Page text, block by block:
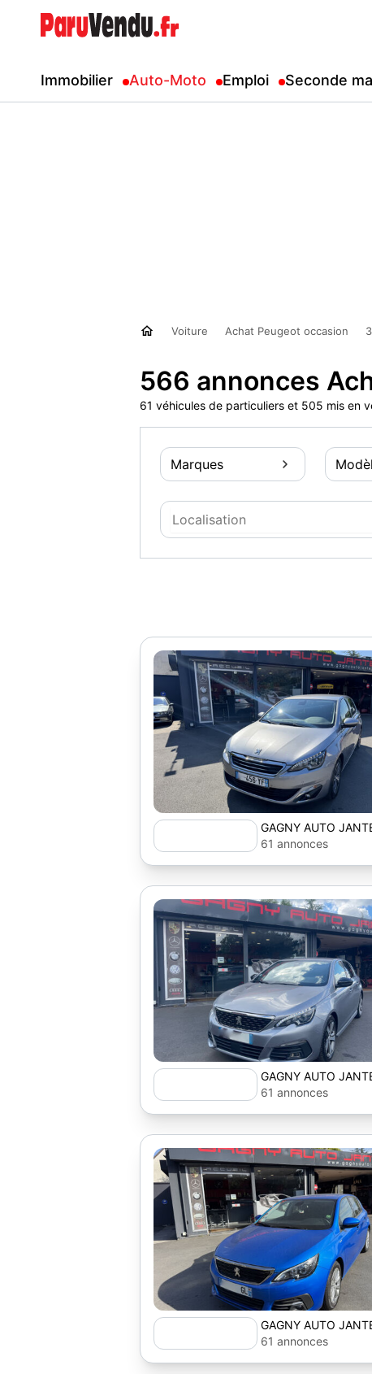
Immobilier Auto-Moto Emploi Seconde
Voiture Achat Peugeot occasion
566 annonces
61 véhicules de particuliers et 505 mis en
Marques
GAGNY AUTO
61 annonces
GAGNY AUTO
61 annonces
GAGNY AUTO
61 annonces